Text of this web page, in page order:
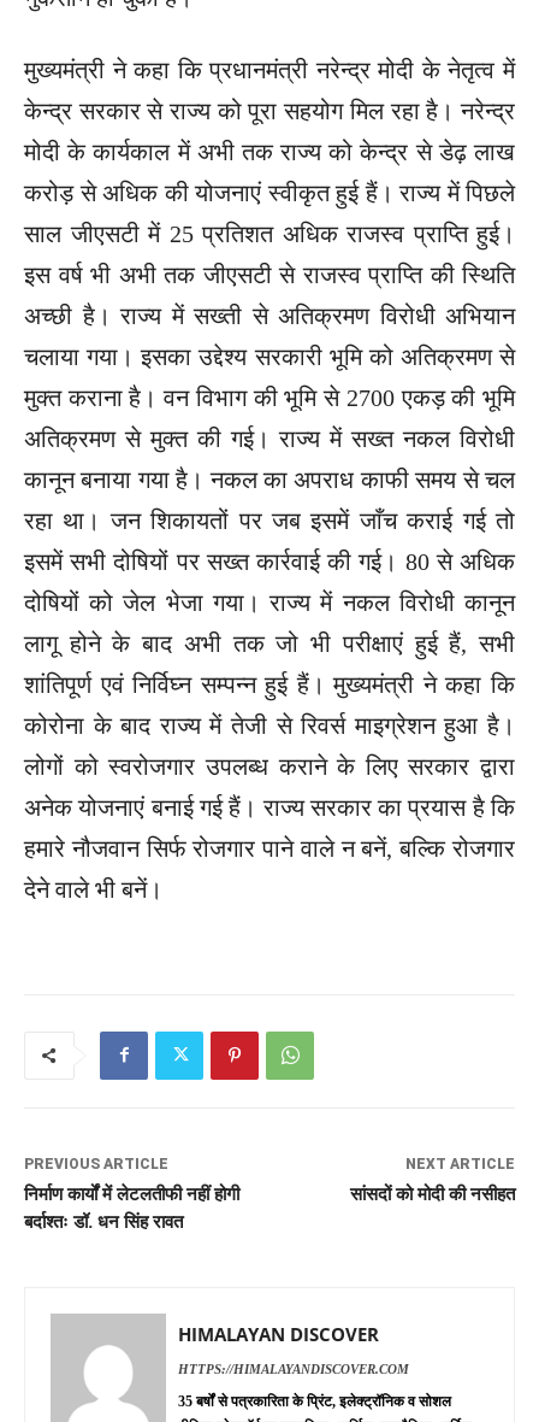
मुख्यमंत्री ने कहा कि प्रधानमंत्री नरेन्द्र मोदी के नेतृत्व में
केन्द्र सरकार से राज्य को पूरा सहयोग मिल रहा है। नरेन्द्र
मोदी के कार्यकाल में अभी तक राज्य को केन्द्र से डेढ़ लाख
करोड़ से अधिक की योजनाएं स्वीकृत हुई हैं। राज्य में पिछले
साल जीएसटी में 25 प्रतिशत अधिक राजस्व प्राप्ति हुई।
इस वर्ष भी अभी तक जीएसटी से राजस्व प्राप्ति की स्थिति
अच्छी है। राज्य में सख्ती से अतिक्रमण विरोधी अभियान
चलाया गया। इसका उद्देश्य सरकारी भूमि को अतिक्रमण से
मुक्त कराना है। वन विभाग की भूमि से 2700 एकड़ की भूमि
अतिक्रमण से मुक्त की गई। राज्य में सख्त नकल विरोधी
कानून बनाया गया है। नकल का अपराध काफी समय से चल
रहा था। जन शिकायतों पर जब इसमें जाँच कराई गई तो
इसमें सभी दोषियों पर सख्त कार्रवाई की गई। 80 से अधिक
दोषियों को जेल भेजा गया। राज्य में नकल विरोधी कानून
लागू होने के बाद अभी तक जो भी परीक्षाएं हुई हैं, सभी
शांतिपूर्ण एवं निर्विघ्न सम्पन्न हुई हैं। मुख्यमंत्री ने कहा कि
कोरोना के बाद राज्य में तेजी से रिवर्स माइग्रेशन हुआ है।
लोगों को स्वरोजगार उपलब्ध कराने के लिए सरकार द्वारा
अनेक योजनाएं बनाई गई हैं। राज्य सरकार का प्रयास है कि
हमारे नौजवान सिर्फ रोजगार पाने वाले न बनें, बल्कि रोजगार
देने वाले भी बनें।
PREVIOUS ARTICLE
निर्माण कार्यों में लेटलतीफी नहीं होगी
बर्दाश्तः डॉ. धन सिंह रावत
NEXT ARTICLE
सांसदों को मोदी की नसीहत
HIMALAYAN DISCOVER
HTTPS://HIMALAYANDISCOVER.COM
35 बर्षों से पत्रकारिता के प्रिंट, इलेक्ट्रॉनिक व सोशल